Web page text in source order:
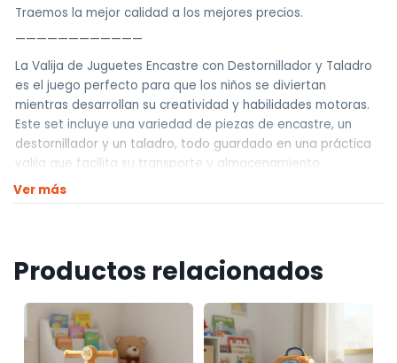
Traemos la mejor calidad a los mejores precios.
————————————
La Valija de Juguetes Encastre con Destornillador y Taladro
es el juego perfecto para que los niños se diviertan
mientras desarrollan su creatividad y habilidades motoras.
Este set incluye una variedad de piezas de encastre, un
destornillador y un taladro, todo guardado en una práctica
valija que facilita su transporte y almacenamiento.
Diseñado para proporcionar horas de entretenimiento, este
juguete fomenta el aprendizaje y la coordinación mano-ojo.
divertida y educativa.
Piezas: 208 Piezas, Taladro, Llave, Soportes y Valija
Usos: Es un juguete perfecto para horas de entretenimiento
y aprendizaje
Ver más
Productos relacionados